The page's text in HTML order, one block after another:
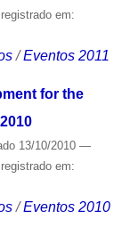
em:
/Eventos 2011
for the
13/10/2010 —
em:
/Eventos 2010